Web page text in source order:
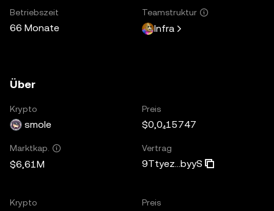
Betriebszeit
66 Monate
Teamstruktur
Infra
Über
Krypto
smole
Preis
$0,0₄15747
Marktkap.
$6,61M
Vertrag
9Ttyez...byyS
Krypto Preis